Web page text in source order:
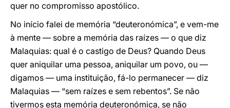
quer no compromisso apostólico.
No início falei de memória “deuteronómica”, e vem-me
à mente — sobre a memória das raízes — o que diz
Malaquias: qual é o castigo de Deus? Quando Deus
quer aniquilar uma pessoa, aniquilar um povo, ou —
digamos — uma instituição, fá-lo permanecer — diz
Malaquias — “sem raízes e sem rebentos”. Se não
tivermos esta memória deuteronómica, se não